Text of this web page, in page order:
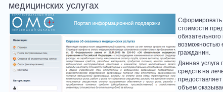
медицинских услугах
Сформировать
стоимости
возможностью
гражданин.
Данная услуга
средств на
объем